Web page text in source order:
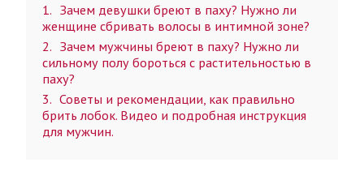
1
Зачем девушки бреют в паху? Нужно ли
женщине сбривать волосы в интимной зоне?
2
Зачем мужчины бреют в паху? Нужно ли
сильному полу бороться с растительностью в
паху?
3
Советы и рекомендации, как правильно
брить лобок. Видео и подробная инструкция
для мужчин.